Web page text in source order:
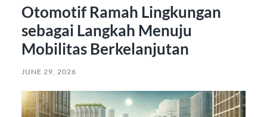
Otomotif Ramah Lingkungan
sebagai Langkah Menuju
Mobilitas Berkelanjutan
JUNE 29, 2026